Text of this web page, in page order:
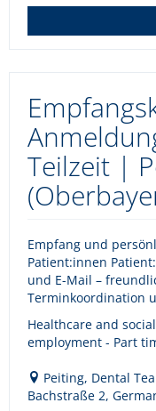
Teilzeit |
Empfang und
Patient:innen
und E-Mail –
Terminkoordination
Healthcare and
employment - Part
Peiting, Dental
Bachstraße 2,